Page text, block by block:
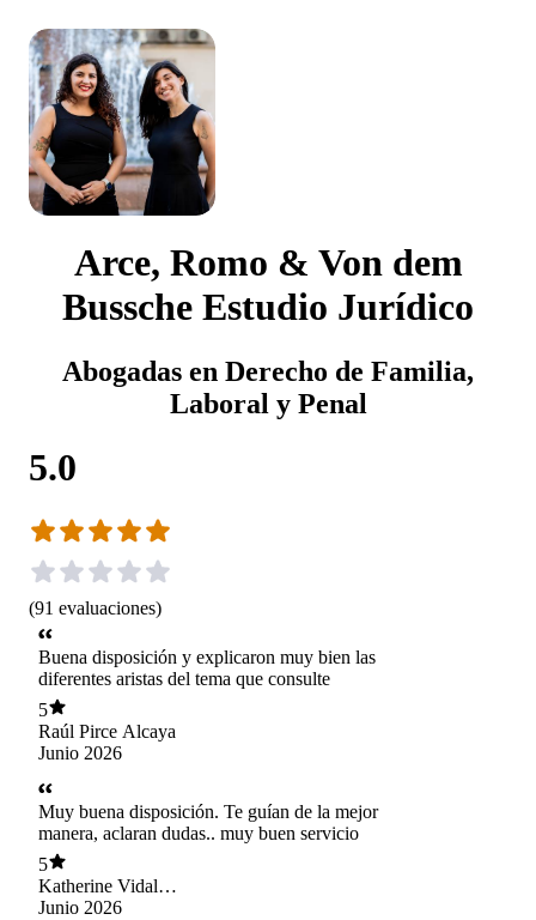
Arce, Romo & Von dem
Bussche Estudio Jurídico
Abogadas en Derecho de Familia,
Laboral y Penal
5.0
(91 evaluaciones)
Buena disposición y explicaron muy bien las
diferentes aristas del tema que consulte
5
Raúl Pirce Alcaya
Junio 2026
Muy buena disposición. Te guían de la mejor
manera, aclaran dudas.. muy buen servicio
5
Katherine Vidal
palacios
Junio 2026